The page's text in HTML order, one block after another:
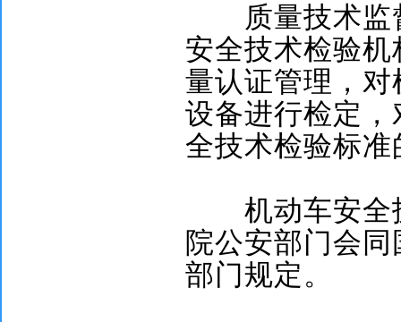
质量技术监
安全技术检验
量认证管理，
设备进行检定
全技术检验标
机动车安全
院公安部门会
部门规定。